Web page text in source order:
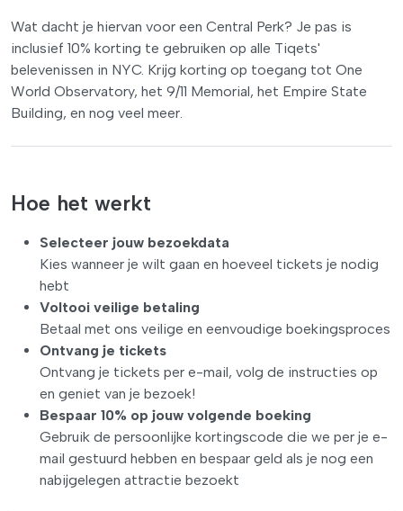
Wat dacht je hiervan voor een Central Perk? Je pas is
inclusief 10% korting te gebruiken op alle Tiqets'
belevenissen in NYC. Krijg korting op toegang tot One
World Observatory, het 9/11 Memorial, het Empire State
Building, en nog veel meer.
Hoe het werkt
Selecteer jouw bezoekdata
Kies wanneer je wilt gaan en hoeveel tickets je nodig
hebt
Voltooi veilige betaling
Betaal met ons veilige en eenvoudige boekingsproces
Ontvang je tickets
Ontvang je tickets per e-mail, volg de instructies op
en geniet van je bezoek!
Bespaar 10% op jouw volgende boeking
Gebruik de persoonlijke kortingscode die we per je e-
mail gestuurd hebben en bespaar geld als je nog een
nabijgelegen attractie bezoekt